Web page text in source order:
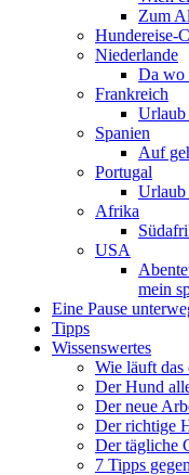
Zum
Hundereise-
Niederlande
Da wo
Frankreich
Urlaub
Spanien
Auf
Portugal
Urlaub
Afrika
USA
mein
Eine Pause
Tipps
Wissenswertes
Wie läuft
Der Hund
Der neue
Der richtige
Der tägliche
7 Tipps